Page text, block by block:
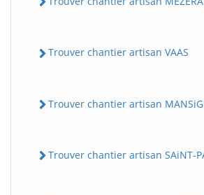
Trouver chantier artisan VAAS
Trouver chantier artisan
Trouver chantier artisan SAiNT-